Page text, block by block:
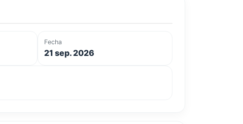
Fecha
21 sep. 2026